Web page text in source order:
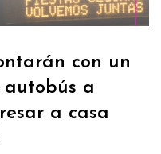
con un
autobús a
a casa